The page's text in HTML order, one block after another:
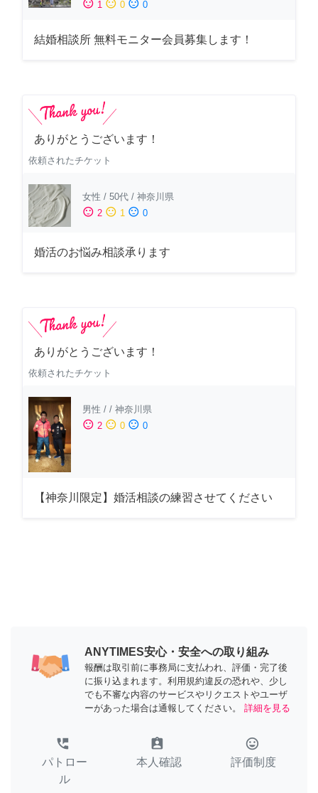
sentiment_satisfied 1 sentiment_neutral 0 sentiment_dissatisfied 0
結婚相談所 無料モニター会員募集します！
ありがとうございます！
依頼されたチケット
女性 / 50代 / 神奈川県
sentiment_satisfied 2 sentiment_neutral 1 sentiment_dissatisfied 0
婚活のお悩み相談承ります
ありがとうございます！
依頼されたチケット
男性 / / 神奈川県
sentiment_satisfied 2 sentiment_neutral 0 sentiment_dissatisfied 0
【神奈川限定】婚活相談の練習させてください
ANYTIMES安心・安全への取り組み
報酬は取引前に事務局に支払われ、評価・完了後
に振り込まれます。利用規約違反の恐れや、少し
でも不審な内容のサービスやリクエストやユーザ
ーがあった場合は通報してください。
詳細を見る
perm_phone_msg
パトロー
ル
assignment_ind
本人確認
tag_faces
評価制度